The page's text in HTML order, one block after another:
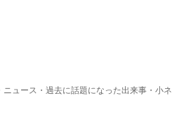
ュース・過去に話題になった出来事・小ネ